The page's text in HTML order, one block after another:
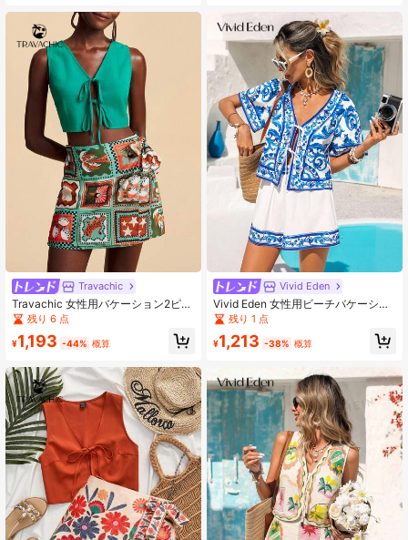
Travachic
Travachic 女性用バケーション2ピー
スセット、前結びタンクトップ&プリ
ントミニスカート、秋の女性用服、
ボヘミアンスタイル、秋の女性用ア
女性用、2ピースセット女性用
残り 6 点
¥1,193 -44% 概算
Vivid Eden
Vivid Eden 女性用ビーチバケーショ
ン プリントトップ&ショーツ 2点セ
ット
残り 1 点
¥1,213 -38% 概算